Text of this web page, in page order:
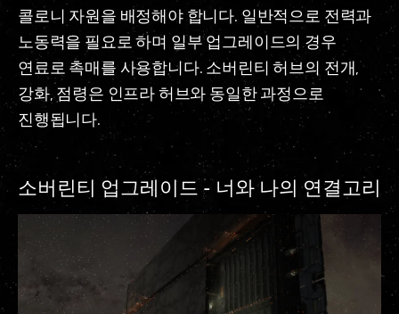
콜로니 자원을 배정해야 합니다. 일반적으로 전력과
노동력을 필요로 하며 일부 업그레이드의 경우
연료로 촉매를 사용합니다. 소버린티 허브의 전개,
강화, 점령은 인프라 허브와 동일한 과정으로
진행됩니다.
소버린티 업그레이드 - 너와 나의 연결고리